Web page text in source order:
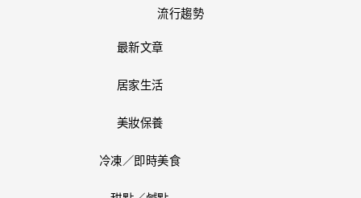
流行趨勢
最新文章
居家生活
美妝保養
冷凍／即時美食